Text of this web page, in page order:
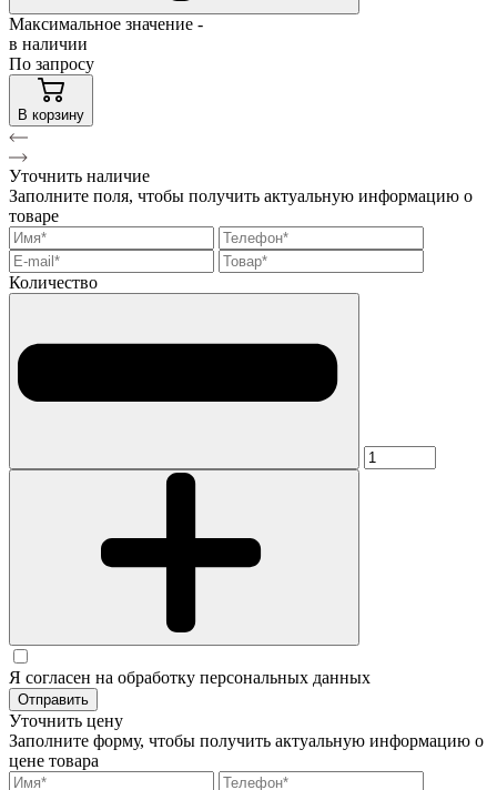
Максимальное значение -
в наличии
По запросу
В корзину
Уточнить наличие
Заполните поля, чтобы получить актуальную информацию о
товаре
Количество
Я согласен на обработку персональных данных
Отправить
Уточнить цену
Заполните форму, чтобы получить актуальную информацию о
цене товара